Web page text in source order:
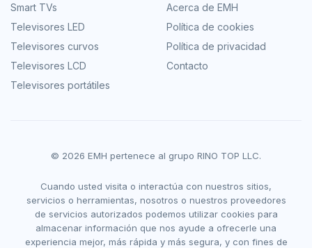
Smart TVs
Televisores LED
Televisores curvos
Televisores LCD
Televisores portátiles
Acerca de EMH
Política de cookies
Política de privacidad
Contacto
© 2026 EMH pertenece al grupo RINO TOP LLC.
Cuando usted visita o interactúa con nuestros sitios,
servicios o herramientas, nosotros o nuestros proveedores
de servicios autorizados podemos utilizar cookies para
almacenar información que nos ayude a ofrecerle una
experiencia mejor, más rápida y más segura, y con fines de